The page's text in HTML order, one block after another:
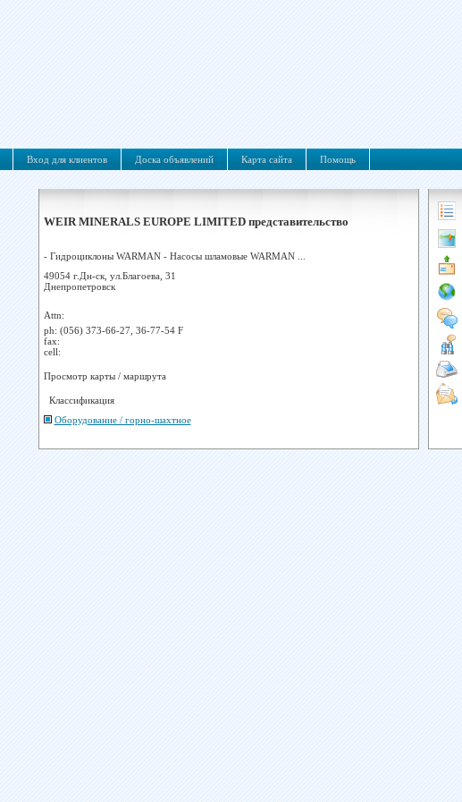
Вход для клиентов Доска объявлений Карта сайта Помощь
WEIR MINERALS EUROPE LIMITED представительство
- Гидроциклоны WARMAN - Насосы шламовые WARMAN ...
49054 г.Дн-ск, ул.Благоева, 31
Днепропетровск
Attn:
ph: (056) 373-66-27, 36-77-54 F
fax:
cell:
Просмотр карты / маршрута
Классификация
Оборудование / горно-шахтное